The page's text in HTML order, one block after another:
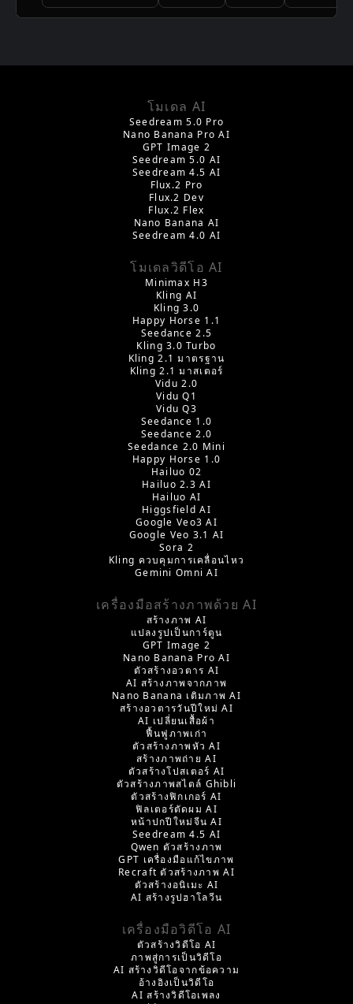
โมเดล AI
Seedream 5.0 Pro
Nano Banana Pro AI
GPT Image 2
Seedream 5.0 AI
Seedream 4.5 AI
Flux.2 Pro
Flux.2 Dev
Flux.2 Flex
Nano Banana AI
Seedream 4.0 AI
โมเดลวิดีโอ AI
Minimax H3
Kling AI
Kling 3.0
Happy Horse 1.1
Seedance 2.5
Kling 3.0 Turbo
Kling 2.1 มาตรฐาน
Kling 2.1 มาสเตอร์
Vidu 2.0
Vidu Q1
Vidu Q3
Seedance 1.0
Seedance 2.0
Seedance 2.0 Mini
Happy Horse 1.0
Hailuo 02
Hailuo 2.3 AI
Hailuo AI
Higgsfield AI
Google Veo3 AI
Google Veo 3.1 AI
Sora 2
Kling ควบคุมการเคลื่อนไหว
Gemini Omni AI
เครื่องมือสร้างภาพด้วย AI
สร้างภาพ AI
แปลงรูปเป็นการ์ตูน
GPT Image 2
Nano Banana Pro AI
ตัวสร้างอวตาร AI
AI สร้างภาพจากภาพ
Nano Banana เติมภาพ AI
สร้างอวตารวันปีใหม่ AI
AI เปลี่ยนเสื้อผ้า
ฟื้นฟูภาพเก่า
ตัวสร้างภาพหัว AI
สร้างภาพถ่าย AI
ตัวสร้างโปสเตอร์ AI
ตัวสร้างภาพสไตล์ Ghibli
ตัวสร้างฟิกเกอร์ AI
ฟิลเตอร์ตัดผม AI
หน้าปกปีใหม่จีน AI
Seedream 4.5 AI
Qwen ตัวสร้างภาพ
GPT เครื่องมือแก้ไขภาพ
Recraft ตัวสร้างภาพ AI
ตัวสร้างอนิเมะ AI
AI สร้างรูปฮาโลวีน
เครื่องมือวิดีโอ AI
ตัวสร้างวิดีโอ AI
ภาพสู่การเป็นวิดีโอ
AI สร้างวิดีโอจากข้อความ
อ้างอิงเป็นวิดีโอ
AI สร้างวิดีโอเพลง